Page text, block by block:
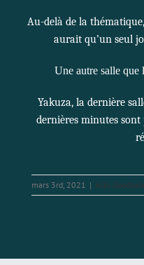
Au-delà de la
aurait qu’un seul
Une autre salle que
Yakuza, la dernière
dernières minutes
mars 3rd, 2021 | Actu Goodlock